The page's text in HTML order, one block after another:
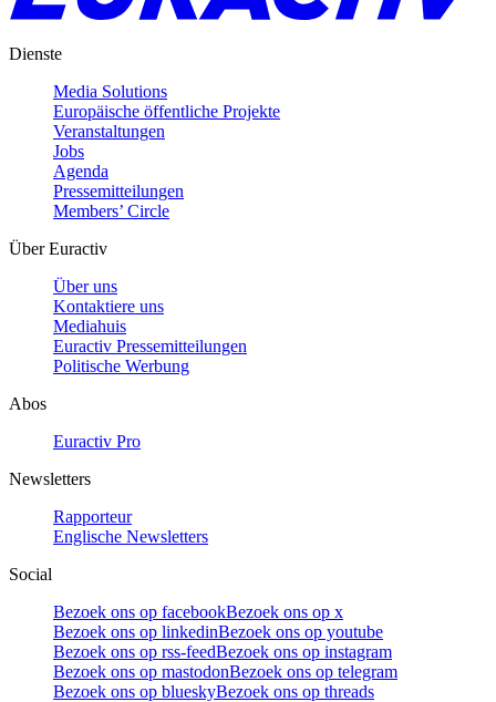
Dienste
Media Solutions
Europäische öffentliche Projekte
Veranstaltungen
Jobs
Agenda
Pressemitteilungen
Members’ Circle
Über Euractiv
Über uns
Kontaktiere uns
Mediahuis
Euractiv Pressemitteilungen
Politische Werbung
Abos
Euractiv Pro
Newsletters
Rapporteur
Englische Newsletters
Social
Bezoek ons op facebookBezoek ons op x
Bezoek ons op linkedinBezoek ons op youtube
Bezoek ons op rss-feedBezoek ons op instagram
Bezoek ons op mastodonBezoek ons op telegram
Bezoek ons op blueskyBezoek ons op threads